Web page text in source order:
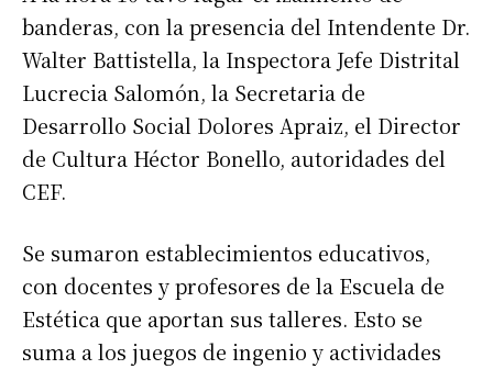
banderas, con la presencia del Intendente Dr.
Walter Battistella, la Inspectora Jefe Distrital
Lucrecia Salomón, la Secretaria de
Desarrollo Social Dolores Apraiz, el Director
de Cultura Héctor Bonello, autoridades del
CEF.
Se sumaron establecimientos educativos,
con docentes y profesores de la Escuela de
Estética que aportan sus talleres. Esto se
suma a los juegos de ingenio y actividades